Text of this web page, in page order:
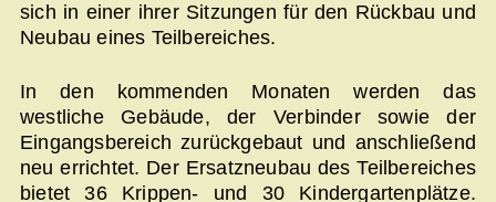
sich in einer ihrer Sitzungen für den Rückbau und
Neubau eines Teilbereiches.
In den kommenden Monaten werden das
westliche Gebäude, der Verbinder sowie der
Eingangsbereich zurückgebaut und anschließend
neu errichtet. Der Ersatzneubau des Teilbereiches
bietet 36 Krippen- und 30 Kindergartenplätze.